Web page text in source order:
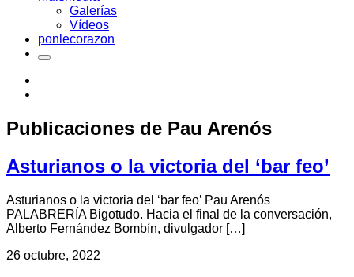
Galerías
Vídeos
ponlecorazon
Publicaciones de Pau Arenós
Asturianos o la victoria del ‘bar feo’
Asturianos o la victoria del ‘bar feo’ Pau Arenós
PALABRERÍA Bigotudo. Hacia el final de la conversación,
Alberto Fernández Bombín, divulgador […]
26 octubre, 2022